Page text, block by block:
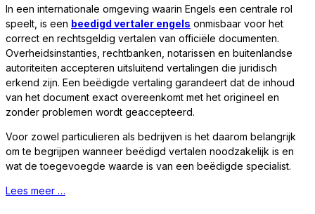
In een internationale omgeving waarin Engels een centrale rol
speelt, is een beedigd vertaler engels onmisbaar voor het
correct en rechtsgeldig vertalen van officiële documenten.
Overheidsinstanties, rechtbanken, notarissen en buitenlandse
autoriteiten accepteren uitsluitend vertalingen die juridisch
erkend zijn. Een beëdigde vertaling garandeert dat de inhoud
van het document exact overeenkomt met het origineel en
zonder problemen wordt geaccepteerd.
Voor zowel particulieren als bedrijven is het daarom belangrijk
om te begrijpen wanneer beëdigd vertalen noodzakelijk is en
wat de toegevoegde waarde is van een beëdigde specialist.
Lees meer …